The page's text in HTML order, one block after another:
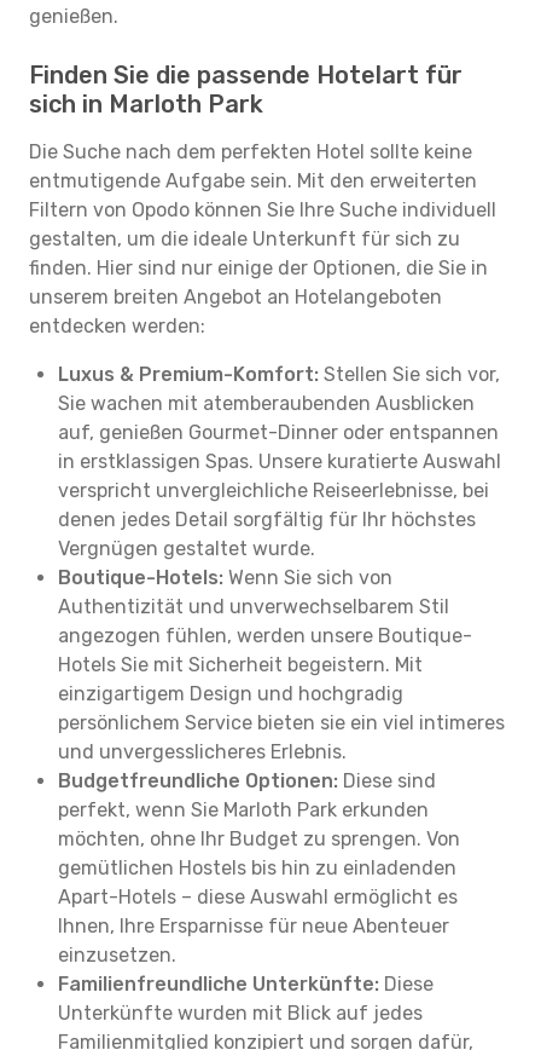
genießen.
Finden Sie die passende Hotelart für
sich in Marloth Park
Die Suche nach dem perfekten Hotel sollte keine
entmutigende Aufgabe sein. Mit den erweiterten
Filtern von Opodo können Sie Ihre Suche individuell
gestalten, um die ideale Unterkunft für sich zu
finden. Hier sind nur einige der Optionen, die Sie in
unserem breiten Angebot an Hotelangeboten
entdecken werden:
Luxus & Premium-Komfort: Stellen Sie sich vor,
Sie wachen mit atemberaubenden Ausblicken
auf, genießen Gourmet-Dinner oder entspannen
in erstklassigen Spas. Unsere kuratierte Auswahl
verspricht unvergleichliche Reiseerlebnisse, bei
denen jedes Detail sorgfältig für Ihr höchstes
Vergnügen gestaltet wurde.
Boutique-Hotels: Wenn Sie sich von
Authentizität und unverwechselbarem Stil
angezogen fühlen, werden unsere Boutique-
Hotels Sie mit Sicherheit begeistern. Mit
einzigartigem Design und hochgradig
persönlichem Service bieten sie ein viel intimeres
und unvergesslicheres Erlebnis.
Budgetfreundliche Optionen: Diese sind
perfekt, wenn Sie Marloth Park erkunden
möchten, ohne Ihr Budget zu sprengen. Von
gemütlichen Hostels bis hin zu einladenden
Apart-Hotels – diese Auswahl ermöglicht es
Ihnen, Ihre Ersparnisse für neue Abenteuer
einzusetzen.
Familienfreundliche Unterkünfte: Diese
Unterkünfte wurden mit Blick auf jedes
Familienmitglied konzipiert und sorgen dafür,